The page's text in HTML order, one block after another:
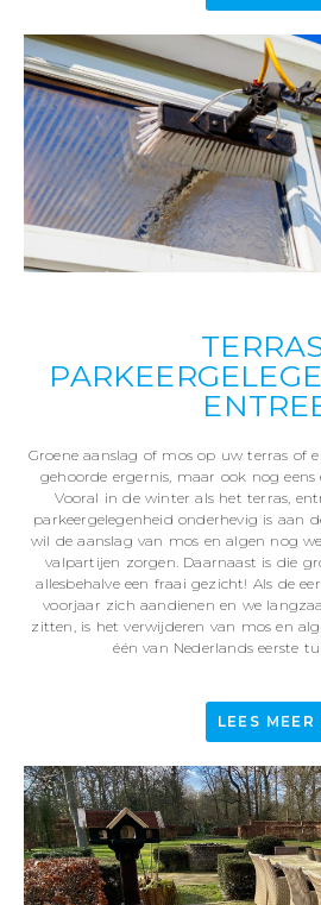
Groene aanslag of mos op uw terras of
gehoorde ergernis, maar ook nog eens
Vooral in de winter als het terras,
parkeergelegenheid onderhevig is aan
wil de aanslag van mos en algen nog
valpartijen zorgen. Daarnaast is die
allesbehalve een fraai gezicht! Als de
voorjaar zich aandienen en we
zitten, is het verwijderen van mos en
één van Nederlands eerste
LEES MEER